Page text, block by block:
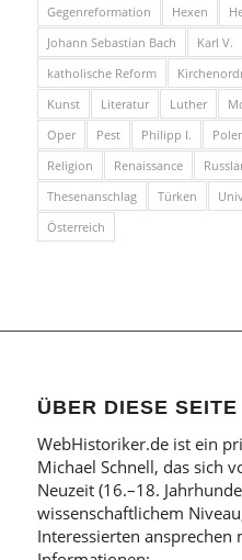
Gegenreformation
Hexen
Johann Sebastian Bach
Karl V.
katholische Reform
Kunst
Literatur Luther
Oper
Pest Philipp I.
Religion
Renaissance
Thesenanschlag
Türken
Österreich
ÜBER DIESE SEITE
WebHistoriker.de ist ein
Michael Schnell, das sich
Neuzeit (16.–18.
wissenschaftlichem
Interessierten ansprechen